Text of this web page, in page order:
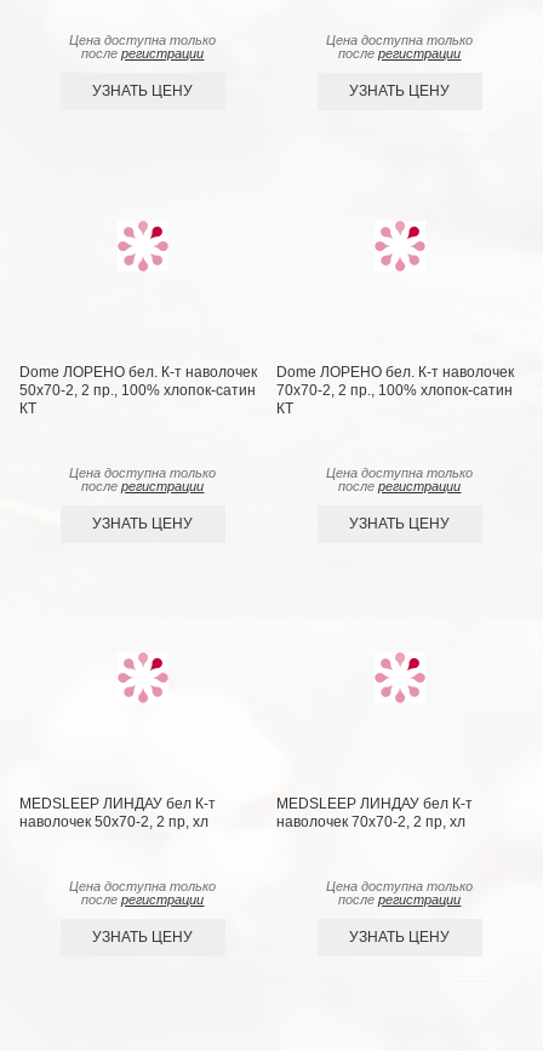
Цена доступна только
послерегистрации
УЗНАТЬ ЦЕНУ
Цена доступна только
послерегистрации
УЗНАТЬ ЦЕНУ
Dome ЛОРЕНО бел. К-т наволочек
50х70-2, 2 пр., 100% хлопок-сатин
КТ
Цена доступна только
послерегистрации
УЗНАТЬ ЦЕНУ
Dome ЛОРЕНО бел. К-т наволочек
70х70-2, 2 пр., 100% хлопок-сатин
КТ
Цена доступна только
послерегистрации
УЗНАТЬ ЦЕНУ
MEDSLEEP ЛИНДАУ бел К-т
наволочек 50х70-2, 2 пр, хл
Цена доступна только
послерегистрации
УЗНАТЬ ЦЕНУ
MEDSLEEP ЛИНДАУ бел К-т
наволочек 70х70-2, 2 пр, хл
Цена доступна только
послерегистрации
УЗНАТЬ ЦЕНУ